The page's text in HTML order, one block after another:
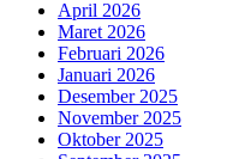
April 2026
Maret 2026
Februari 2026
Januari 2026
Desember 2025
November 2025
Oktober 2025